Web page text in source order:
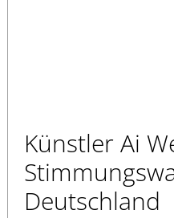
Künstler Ai
Deutschland